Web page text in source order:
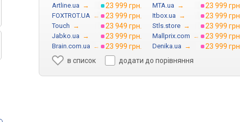
Artline.ua → 23 999 грн. MTA.ua → 23 999 грн.
FOXTROT.UA → 23 999 грн. Itbox.ua → 23 999 грн.
Touch → 23 949 грн. Stls.store → 23 999 грн.
Jabko.ua → 23 999 грн. Mallprix.com → 23 999 грн.
Brain.com.ua → 23 999 грн. Denika.ua →
23 999 грн.
в список
додати до порівняння